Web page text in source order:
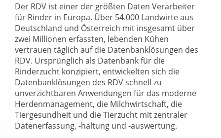
Der RDV ist einer der größten Daten Verarbeiter
für Rinder in Europa. Über 54.000 Landwirte aus
Deutschland und Österreich mit insgesamt über
zwei Millionen erfassten, lebenden Kühen
vertrauen täglich auf die Datenbanklösungen des
RDV. Ursprünglich als Datenbank für die
Rinderzucht konzipiert, entwickelten sich die
Datenbanklösungen des RDV schnell zu
unverzichtbaren Anwendungen für das moderne
Herdenmanagement, die Milchwirtschaft, die
Tiergesundheit und die Tierzucht mit zentraler
Datenerfassung, -haltung und -auswertung.